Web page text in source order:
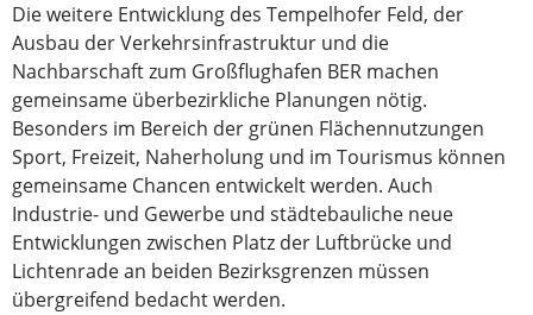
Die weitere Entwicklung des Tempelhofer Feld, der
Ausbau der Verkehrsinfrastruktur und die
Nachbarschaft zum Großflughafen BER machen
gemeinsame überbezirkliche Planungen nötig.
Besonders im Bereich der grünen Flächennutzungen
Sport, Freizeit, Naherholung und im Tourismus können
gemeinsame Chancen entwickelt werden. Auch
Industrie- und Gewerbe und städtebauliche neue
Entwicklungen zwischen Platz der Luftbrücke und
Lichtenrade an beiden Bezirksgrenzen müssen
übergreifend bedacht werden.